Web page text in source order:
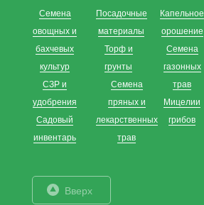
Семена
овощных и
бахчевых
культур
СЗР и
удобрения
Садовый
инвентарь
Посадочные
материалы
Торф и
грунты
Семена
пряных и
лекарственных
трав
Капельное
орошение
Семена
газонных
трав
Мицелии
грибов
Вверх